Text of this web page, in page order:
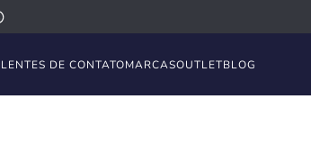
LENTES DE CONTATOMARCASOUTLETBLOG